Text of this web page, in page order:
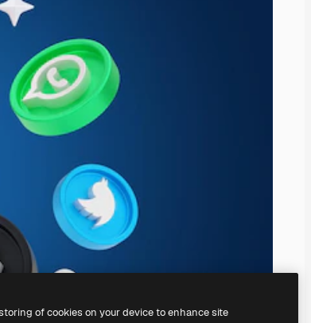
of cookies on your device to enhance site